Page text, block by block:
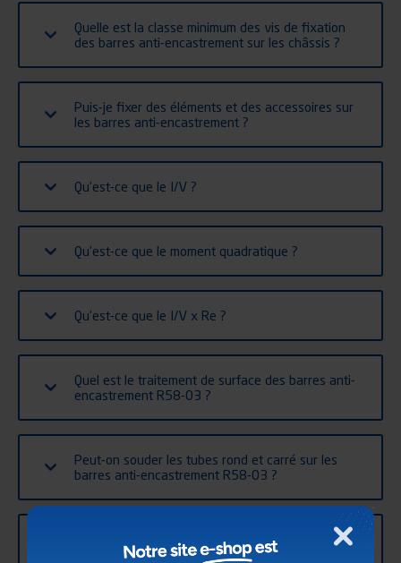
Quelle est la classe minimum des vis de fixation
des barres anti-encastrement sur les châssis ?
Puis-je fixer des éléments et des accessoires sur
les barres anti-encastrement ?
Qu’est-ce que le I/V ?
Qu’est-ce que le moment quadratique ?
Qu’est-ce que le I/V x Re ?
Quel est le traitement de surface des barres anti-
encastrement R58-03 ?
Peut-on souder les tubes rond et carré sur les
barres anti-encastrement R58-03 ?
Fournissez-vous les vis de fixation des barres
anti-encastrement sur le châssis ?